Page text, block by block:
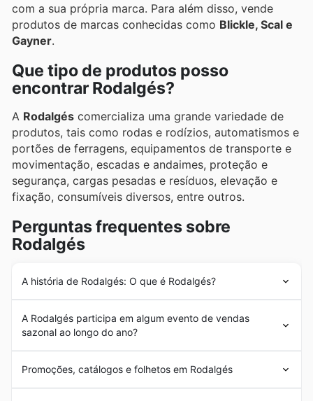
com a sua própria marca. Para além disso, vende
produtos de marcas conhecidas como Blickle, Scal e
Gayner.
Que tipo de produtos posso
encontrar Rodalgés?
A Rodalgés comercializa uma grande variedade de
produtos, tais como rodas e rodízios, automatismos e
portões de ferragens, equipamentos de transporte e
movimentação, escadas e andaimes, proteção e
segurança, cargas pesadas e resíduos, elevação e
fixação, consumíveis diversos, entre outros.
Perguntas frequentes sobre
Rodalgés
A história de Rodalgés: O que é Rodalgés?
seu início, aRodalgéstem como objetivo fornecer aos
seus clientes equipamentos industriais da mais alta
qualidade e eficiência. Nos anos seguintes, aRodalgés
passou por um forte processo de expansão empresarial
com a incorporação de um grande número de produtos.
A Rodalgés participa em algum evento de vendas
sazonal ao longo do ano?
eventos sazonais de vendas ao longo do ano em
Portugal. Aproveite os nossos folhetos e anúncios
Promoções, catálogos e folhetos em Rodalgés